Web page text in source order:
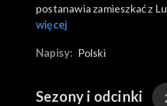
postanawia zamieszkać z
ma z nimi Klary. Natomiast
więcej
Napisy: Polski
Sezony i odcinki